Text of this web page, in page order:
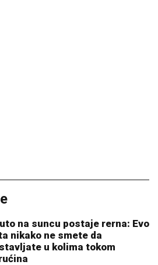
na suncu postaje rerna: Evo
nikako ne smete da
u kolima tokom